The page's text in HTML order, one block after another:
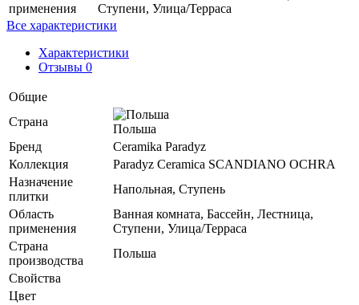
применения
Ступени, Улица/Терраса
Все характеристики
Характеристики
Отзывы 0
Общие
Страна
Польша
Бренд
Ceramika Paradyz
Коллекция
Paradyz Ceramica SCANDIANO OCHRA
Назначение
плитки
Напольная, Ступень
Область
применения
Ванная комната, Бассейн, Лестница,
Ступени, Улица/Терраса
Страна
производства
Польша
Свойства
Цвет